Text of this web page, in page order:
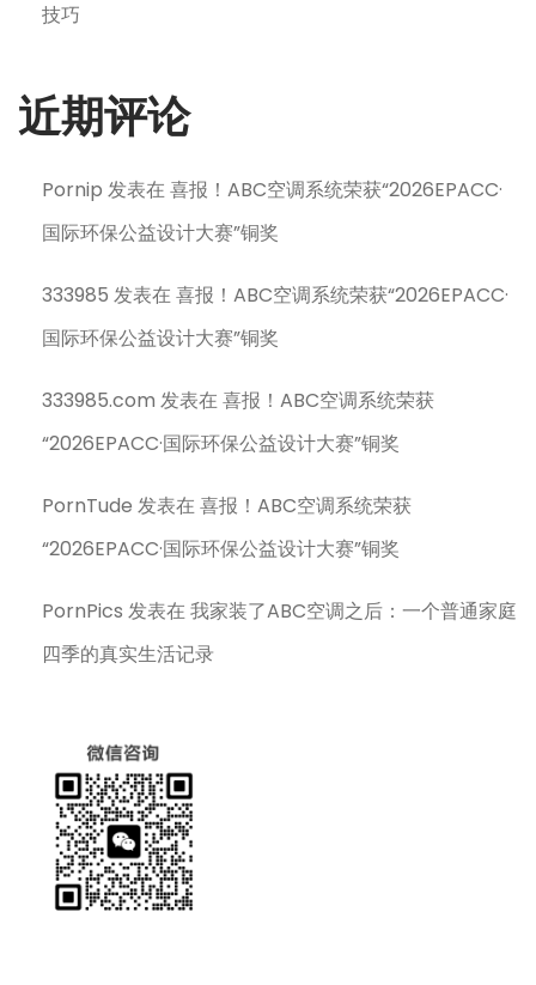
技巧
近期评论
Pornip 发表在喜报！ABC空调系统荣获“2026EPACC·
国际环保公益设计大赛”铜奖
333985 发表在喜报！ABC空调系统荣获“2026EPACC·
国际环保公益设计大赛”铜奖
333985.com 发表在喜报！ABC空调系统荣获
“2026EPACC·国际环保公益设计大赛”铜奖
PornTude 发表在喜报！ABC空调系统荣获
“2026EPACC·国际环保公益设计大赛”铜奖
PornPics 发表在我家装了ABC空调之后：一个普通家庭
四季的真实生活记录